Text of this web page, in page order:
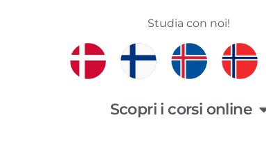
Studia con noi!
Scopri i corsi online